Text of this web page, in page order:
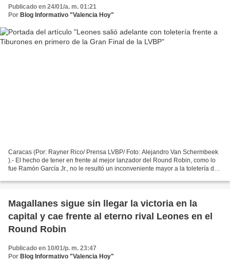
Publicado en 24/01/a. m. 01:21
Por Blog Informativo "Valencia Hoy"
Caracas (Por: Rayner Rico/ Prensa LVBP/ Foto: Alejandro Van Schermbeek
).- El hecho de tener en frente al mejor lanzador del Round Robin, como lo
fue Ramón García Jr., no le resultó un inconveniente mayor a la toletería de
Magallanes sigue sin llegar la victoria en la
capital y cae frente al eterno rival Leones en el
Round Robin
Publicado en 10/01/p. m. 23:47
Por Blog Informativo "Valencia Hoy"